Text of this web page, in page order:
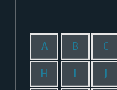
A B C
H I J